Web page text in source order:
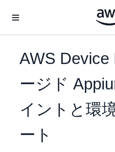
AWS Device
ージド
イントと環
ート